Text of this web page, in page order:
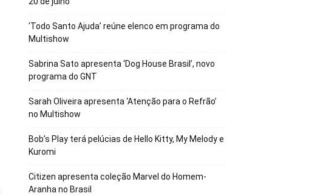
‘Todo Santo Ajuda’ reúne elenco em programa do
Multishow
Sabrina Sato apresenta ‘Dog House Brasil’, novo
programa do GNT
Sarah Oliveira apresenta ‘Atenção para o Refrão’
no Multishow
Bob’s Play terá pelúcias de Hello Kitty, My Melody e
Kuromi
Citizen apresenta coleção Marvel do Homem-
Aranha no Brasil